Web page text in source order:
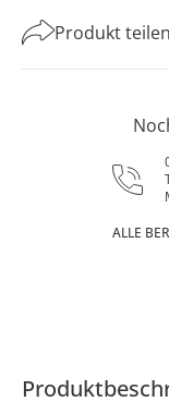
Produkt teilen
ALLE